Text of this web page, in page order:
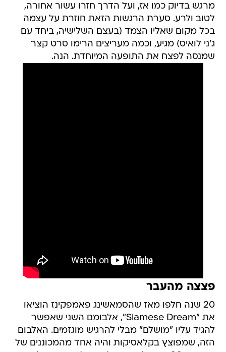
מרגש בדיוק כמו אז, ועל הדרך חזרו עשור אחורה,
לטוב ולרע. סערת הרגשות הזאת חוזרת על עצמה
בכל מקום שאליו הצמד (בעצם השלישיה, ביחד עם
ג'ני לואיס) מגיע, וכמה מעריצים הרימו סרט קצר
שמנסה לפצח את התופעה המיוחדת. הנה.
פצצה מהעבר
20 שנה חלפו מאז שהסמאשינג פאמפקינז הוציאו
את "Siamese Dream", אלבומם השני שאפשר
להגיד עליו "מושלם" מבלי להרגיש מוגזמים. האלבום
הזה, שמפוצץ בקלאסיקות והיה אחד מהמכוננים של